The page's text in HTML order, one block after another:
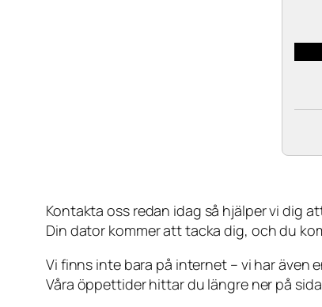
Kontakta oss redan idag så hjälper vi dig
Din dator kommer att tacka dig, och du
Vi finns inte bara på internet – vi har även
Våra öppettider hittar du längre ner på